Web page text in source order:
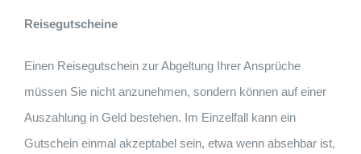
Reisegutscheine
Einen Reisegutschein zur Abgeltung Ihrer Ansprüche
müssen Sie nicht anzunehmen, sondern können auf einer
Auszahlung in Geld bestehen. Im Einzelfall kann ein
Gutschein einmal akzeptabel sein, etwa wenn absehbar ist,